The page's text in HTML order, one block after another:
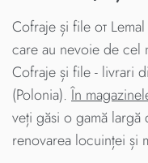
Cofraje și file от
care au nevoie de cel
Cofraje și file - livrari
(Polonia).În
veți găsi o gamă
renovarea locuinței și